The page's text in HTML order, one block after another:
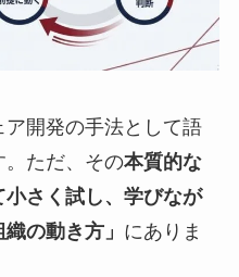
開発の手法として語
。ただ、その本質的な
さく試し、学びなが
の動き方」 にありま